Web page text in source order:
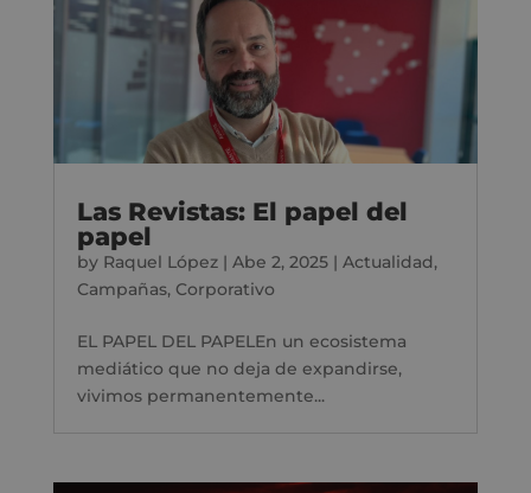
Las Revistas: El papel del
papel
by Raquel López| Abe 2, 2025| Actualidad,
Campañas, Corporativo
EL PAPEL DEL PAPELEn un ecosistema
mediático que no deja de expandirse,
vivimos permanentemente...